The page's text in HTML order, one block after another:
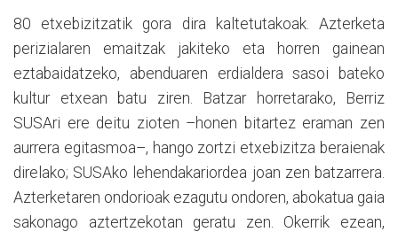
80 etxebizitzatik gora dira kaltetutakoak. Azterketa
perizialaren emaitzak jakiteko eta horren gainean
eztabaidatzeko, abenduaren erdialdera sasoi bateko
kultur etxean batu ziren. Batzar horretarako, Berriz
SUSAri ere deitu zioten –honen bitartez eraman zen
aurrera egitasmoa–, hango zortzi etxebizitza beraienak
direlako; SUSAko lehendakariordea joan zen batzarrera.
Azterketaren ondorioak ezagutu ondoren, abokatua gaia
sakonago aztertzekotan geratu zen. Okerrik ezean,